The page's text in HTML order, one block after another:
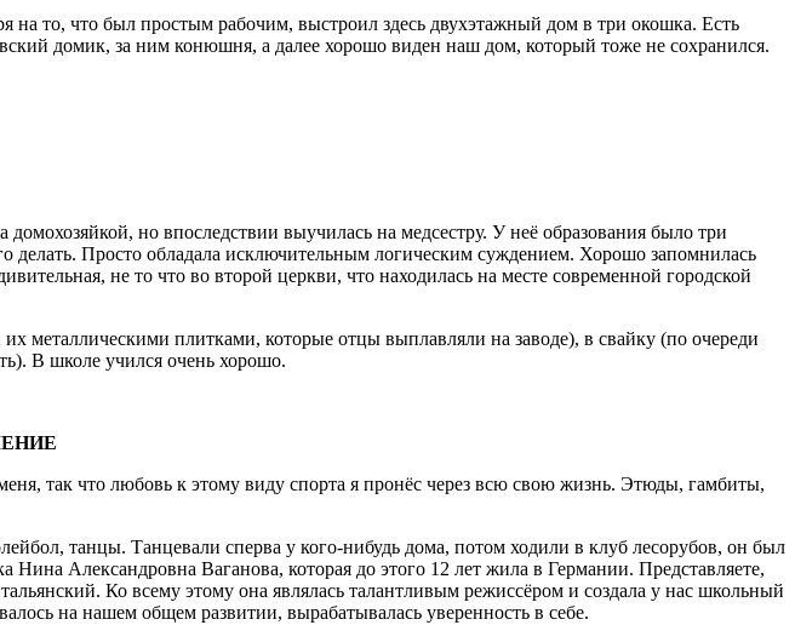
то, что был простым рабочим, выстроил здесь двухэтажный дом в три окошка. Есть
домик, за ним конюшня, а далее хорошо виден наш дом, который тоже не сохранился.
но впоследствии выучилась на медсестру. У неё образования было три
делать. Просто обладала исключительным логическим суждением. Хорошо запомнилась
не то что во второй церкви, что находилась на месте современной городской
плитками, которые отцы выплавляли на заводе), в свайку (по очереди
В школе учился очень хорошо.
так что любовь к этому виду спорта я пронёс через всю свою жизнь. Этюды, гамбиты,
танцы. Танцевали сперва у кого-нибудь дома, потом ходили в клуб лесорубов, он был
Александровна Ваганова, которая до этого 12 лет жила в Германии. Представляете,
Ко всему этому она являлась талантливым режиссёром и создала у нас школьный
на нашем общем развитии, вырабатывалась уверенность в себе.